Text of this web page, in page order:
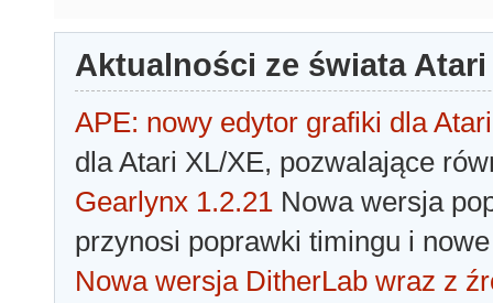
Aktualności ze świata Atari
APE: nowy edytor grafiki dla Atari
dla Atari XL/XE, pozwalające
Gearlynx 1.2.21 Nowa wersja
przynosi poprawki timingu i
Nowa wersja DitherLab wraz z